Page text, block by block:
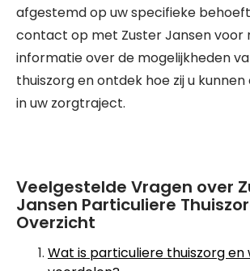
afgestemd op uw specifieke
contact op met Zuster Jansen voor
informatie over de mogelijkheden
thuiszorg en ontdek hoe zij u
in uw zorgtraject.
Veelgestelde Vragen over
Jansen Particuliere
Overzicht
Wat is particuliere thuiszorg en